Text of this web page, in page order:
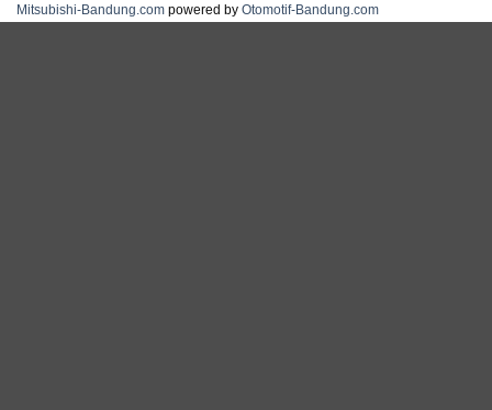
Mitsubishi-Bandung.com powered by Otomotif-Bandung.com